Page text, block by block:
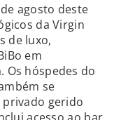
agosto deste
da Virgin
de luxo,
em
Os hóspedes do
se
privado gerido